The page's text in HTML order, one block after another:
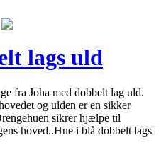
lags uld
fra Joha med dobbelt lag uld.
og ulden er en sikker
sikrer hjælpe til
hoved..Hue i blå dobbelt lags